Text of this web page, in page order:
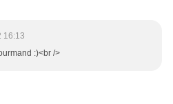
16:13
:)<br />